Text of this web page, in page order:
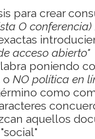
para crear
O conferencia)
acceso abierto"
poniendo
o NO política en
como
aquellos